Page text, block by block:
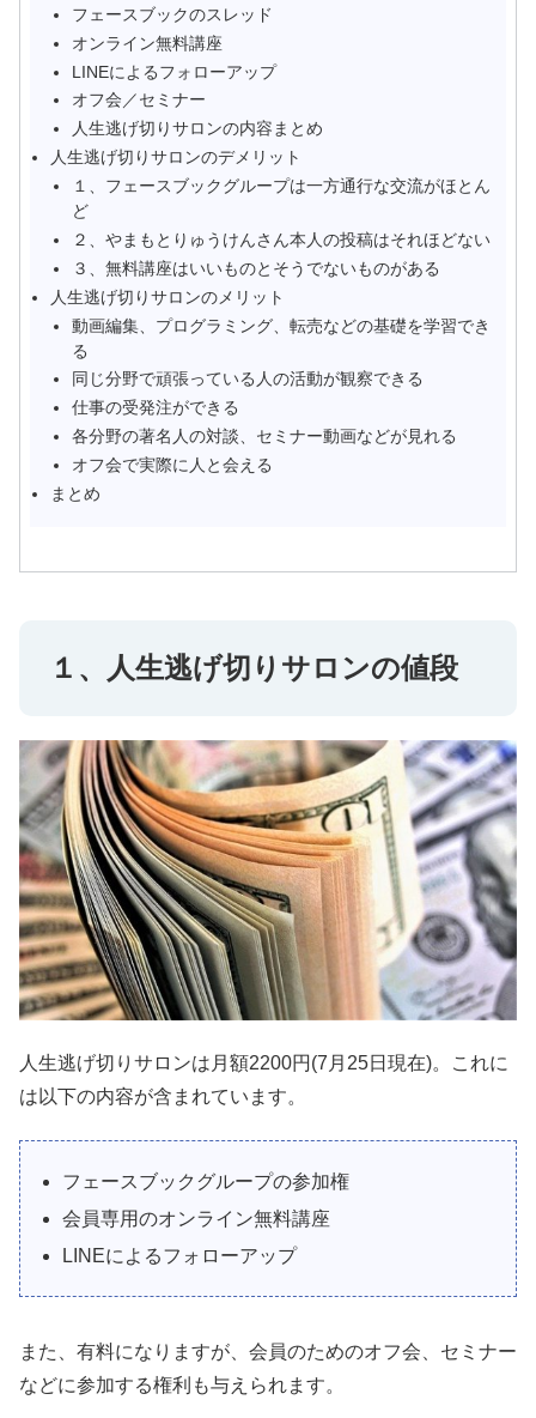
フェースブックのスレッド
オンライン無料講座
LINEによるフォローアップ
オフ会／セミナー
人生逃げ切りサロンの内容まとめ
人生逃げ切りサロンのデメリット
１、フェースブックグループは一方通行な交流がほとん
ど
２、やまもとりゅうけんさん本人の投稿はそれほどない
３、無料講座はいいものとそうでないものがある
人生逃げ切りサロンのメリット
動画編集、プログラミング、転売などの基礎を学習でき
る
同じ分野で頑張っている人の活動が観察できる
仕事の受発注ができる
各分野の著名人の対談、セミナー動画などが見れる
オフ会で実際に人と会える
まとめ
１、人生逃げ切りサロンの値段
人生逃げ切りサロンは月額2200円(7月25日現在)。これに
は以下の内容が含まれています。
フェースブックグループの参加権
会員専用のオンライン無料講座
LINEによるフォローアップ
また、有料になりますが、会員のためのオフ会、セミナー
などに参加する権利も与えられます。